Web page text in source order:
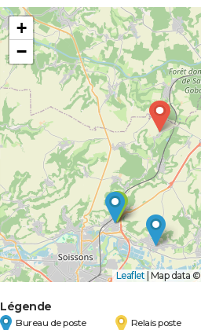
+
−
Leaflet Map data ©
Légende
Bureau de poste Relais poste